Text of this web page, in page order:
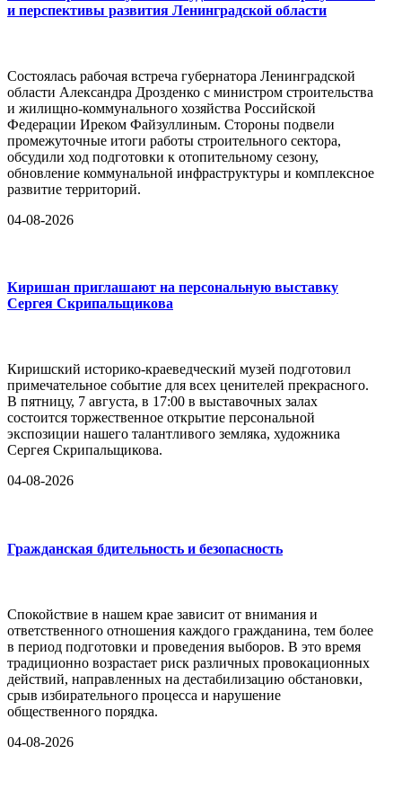
и перспективы развития Ленинградской области
Состоялась рабочая встреча губернатора Ленинградской
области Александра Дрозденко с министром строительства
и жилищно-коммунального хозяйства Российской
Федерации Иреком Файзуллиным. Стороны подвели
промежуточные итоги работы строительного сектора,
обсудили ход подготовки к отопительному сезону,
обновление коммунальной инфраструктуры и комплексное
развитие территорий.
04-08-2026
Киришан приглашают на персональную выставку
Сергея Скрипальщикова
Киришский историко-краеведческий музей подготовил
примечательное событие для всех ценителей прекрасного.
В пятницу, 7 августа, в 17:00 в выставочных залах
состоится торжественное открытие персональной
экспозиции нашего талантливого земляка, художника
Сергея Скрипальщикова.
04-08-2026
Гражданская бдительность и безопасность
Спокойствие в нашем крае зависит от внимания и
ответственного отношения каждого гражданина, тем более
в период подготовки и проведения выборов. В это время
традиционно возрастает риск различных провокационных
действий, направленных на дестабилизацию обстановки,
срыв избирательного процесса и нарушение
общественного порядка.
04-08-2026